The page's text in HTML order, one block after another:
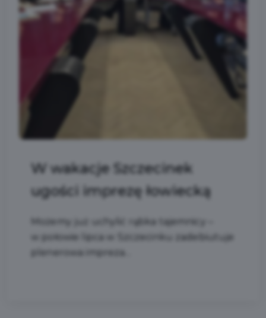
W wakacje Szczecinek
ugości imprezę łowiecką
Możemy już uchylić rąbka tajemnicy –
w połowie lipca w Szczecinku zadebiutuje
plenerowa impreza...